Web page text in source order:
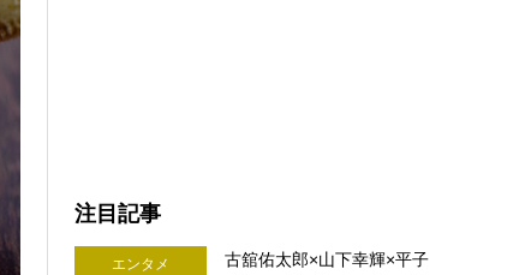
注目記事
エンタメ
古舘佑太郎×山下幸輝×平子